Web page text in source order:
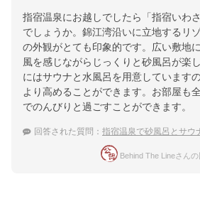
指宿温泉にお越しでしたら「指宿いわ
でしょうか。錦江湾沿いに立地するリ
の外観がとても印象的です。広い敷地
風を感じながらじっくりと砂風呂が楽
にはサウナと水風呂を用意しています
より高めることができます。お部屋も
でのんびりと過ごすことができます。
回答された質問： 指宿温泉で砂風呂とサウナを楽しみたい
Behind The Lineさん